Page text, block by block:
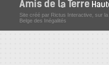
Site créé par Rictus Interactive, sur
Belge des Inégalités